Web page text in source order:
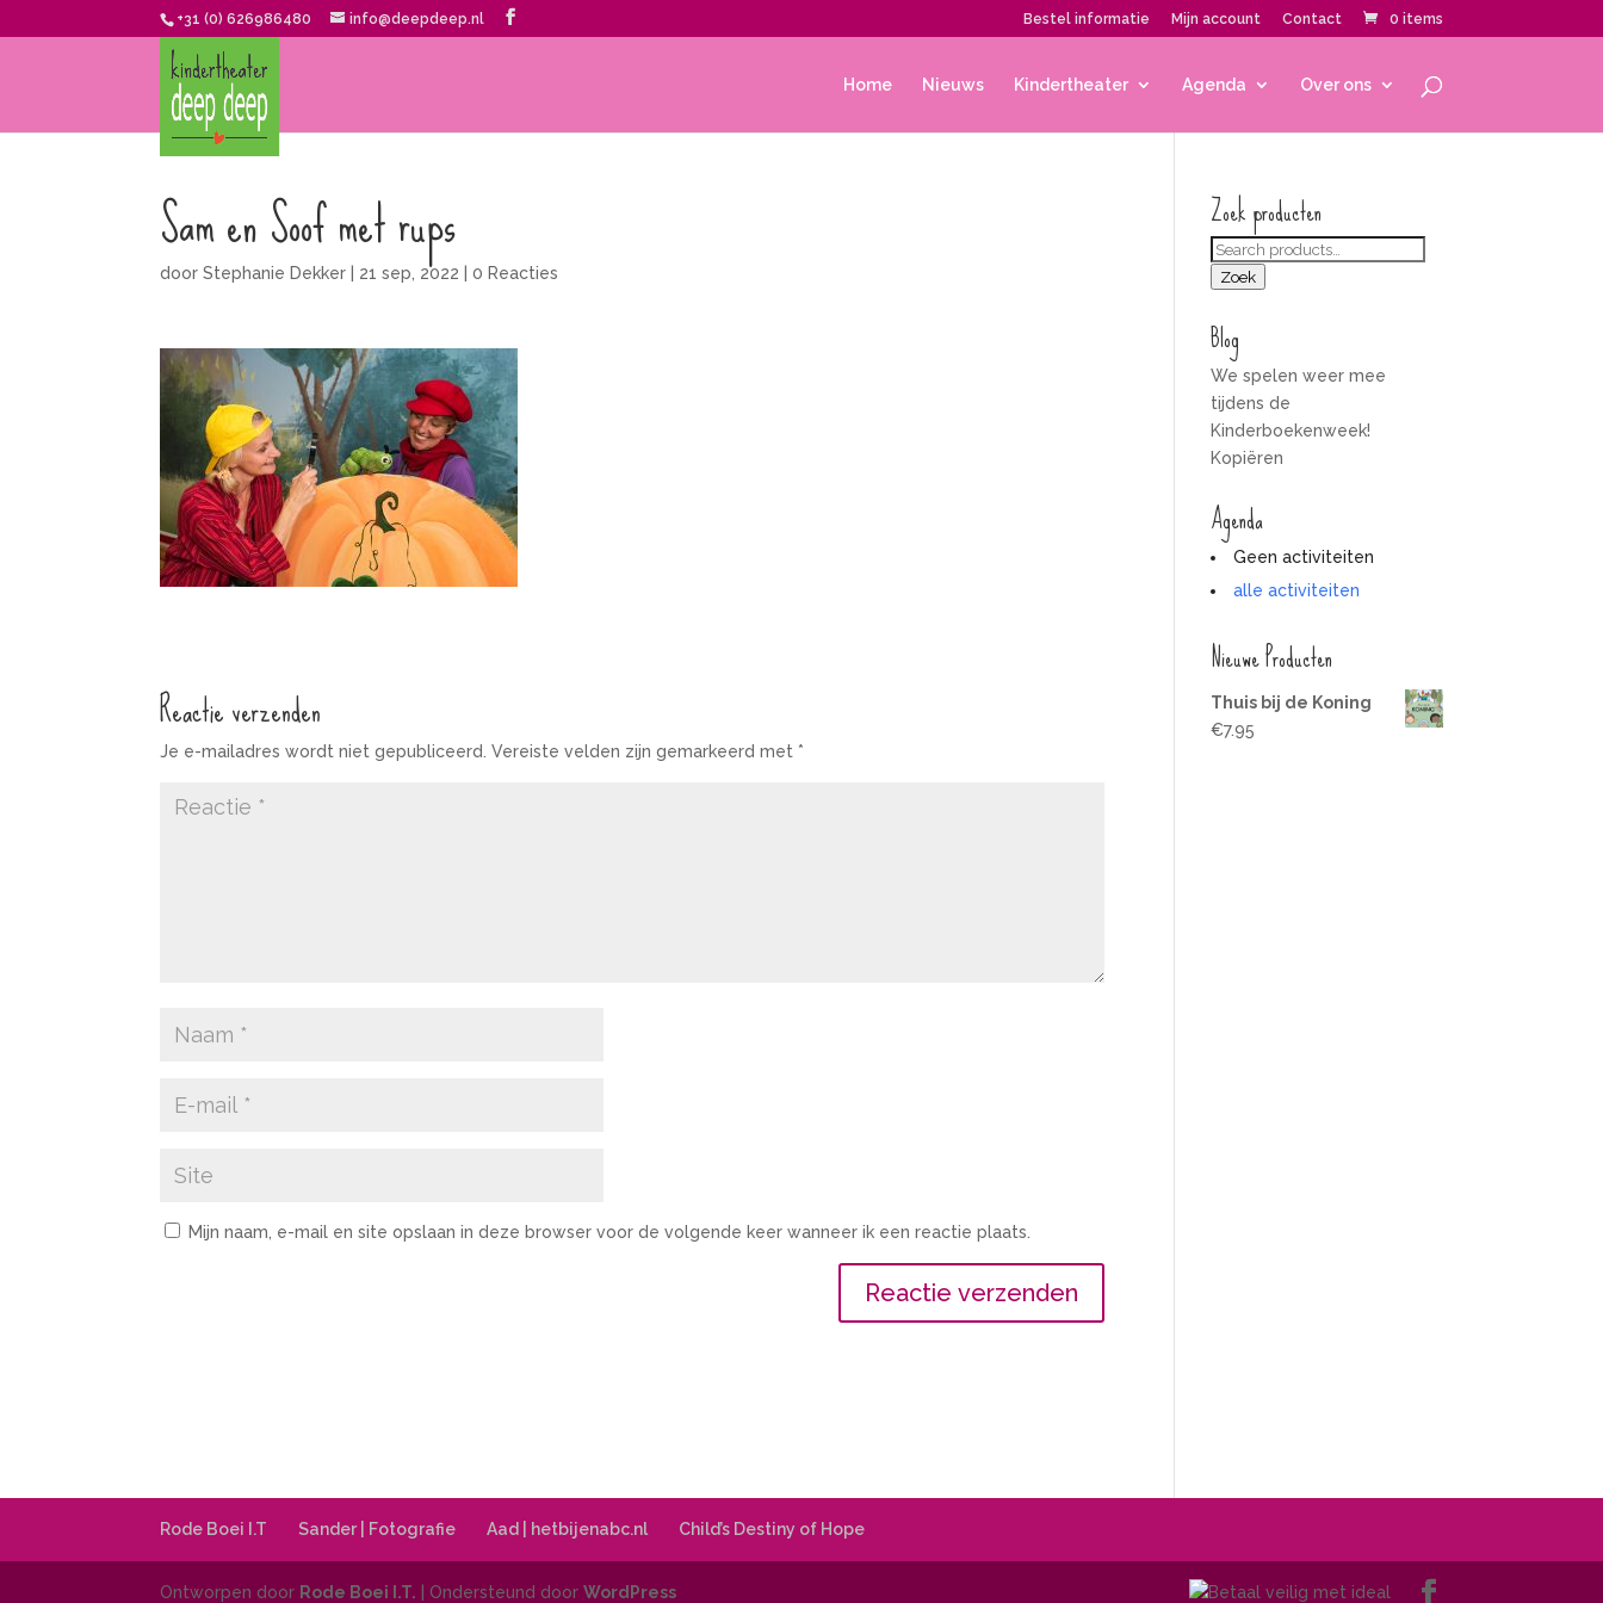
+31 (0) 626986480 info@deepdeep.nl Bestel informatie Mijn account Contact 0 items
Home Nieuws Kindertheater Agenda Over ons
Sam en Soof met rups
doorStephanie Dekker 21 sep, 2022 |0 Reacties
Reactie verzenden
Je e-mailadres wordt niet gepubliceerd. Vereiste velden zijn gemarkeerd met *
Mijn naam, e-mail en site opslaan in deze browser voor de volgende keer wanneer ik een reactie plaats.
Zoek producten
Zoeken
voor:
Zoek
Blog
We spelen weer mee
tijdens de
Kinderboekenweek!
Kopiëren
Agenda
Geen activiteiten
alle activiteiten
Nieuwe Producten
Thuis bij de Koning
€7.95
Rode Boei I.T Sander | Fotografie Aad | hetbijenabc.nl Child’s Destiny of Hope
Ontworpen door Rode Boei I.T. | Ondersteund doorWordPress